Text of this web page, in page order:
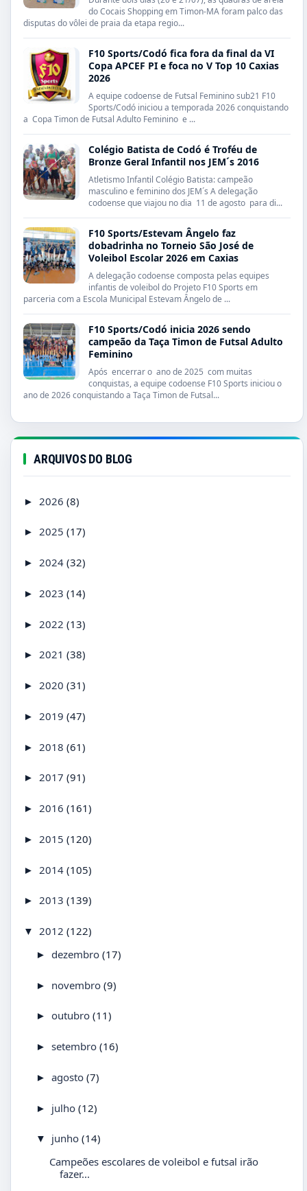
do Cocais Shopping em Timon-MA foram palco das
disputas do vôlei de praia da etapa regio...
F10 Sports/Codó fica fora da final da VI
Copa APCEF PI e foca no V Top 10 Caxias
2026
A equipe codoense de Futsal Feminino sub21 F10
Sports/Codó iniciou a temporada 2026 conquistando
a Copa Timon de Futsal Adulto Feminino e ...
Colégio Batista de Codó é Troféu de
Bronze Geral Infantil nos JEM´s 2016
Atletismo Infantil Colégio Batista: campeão
masculino e feminino dos JEM´s A delegação
codoense que viajou no dia 11 de agosto para di...
F10 Sports/Estevam Ângelo faz
dobadrinha no Torneio São José de
Voleibol Escolar 2026 em Caxias
A delegação codoense composta pelas equipes
infantis de voleibol do Projeto F10 Sports em
parceria com a Escola Municipal Estevam Ângelo de ...
F10 Sports/Codó inicia 2026 sendo
campeão da Taça Timon de Futsal Adulto
Feminino
Após encerrar o ano de 2025 com muitas
conquistas, a equipe codoense F10 Sports iniciou o
ano de 2026 conquistando a Taça Timon de Futsal...
ARQUIVOS DO BLOG
► 2026 (8)
► 2025 (17)
► 2024 (32)
► 2023 (14)
► 2022 (13)
► 2021 (38)
► 2020 (31)
► 2019 (47)
► 2018 (61)
► 2017 (91)
► 2016 (161)
► 2015 (120)
► 2014 (105)
► 2013 (139)
▼ 2012 (122)
► dezembro (17)
► novembro (9)
► outubro (11)
► setembro (16)
► agosto (7)
► julho (12)
▼ junho (14)
Campeões escolares de voleibol e futsal irão
fazer...